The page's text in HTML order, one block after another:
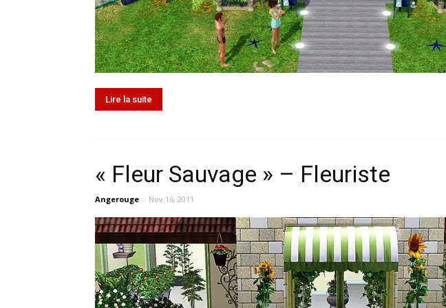
Lire la suite
« Fleur Sauvage » – Fleuriste
Angerouge - Nov 16, 2011